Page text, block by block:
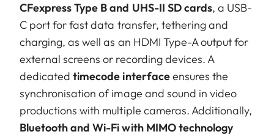
CFexpress Type B and UHS-II SD cards, a USB-
C port for fast data transfer, tethering and
charging, as well as an HDMI Type-A output for
external screens or recording devices. A
dedicatedtimecode interfaceensures the
synchronisation of image and sound in video
productions with multiple cameras. Additionally,
Bluetooth and Wi-Fi with MIMO technology